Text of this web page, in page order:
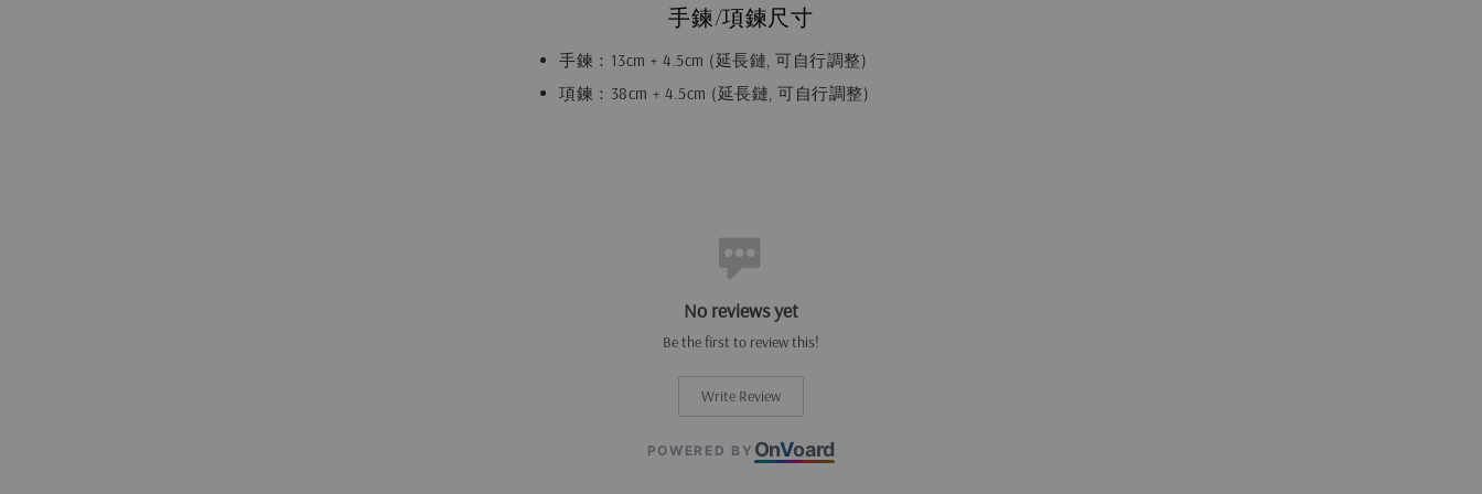
手鍊/項鍊尺寸
手鍊：13cm + 4.5cm (延長鏈, 可自行調整)
項鍊：38cm + 4.5cm (延長鏈, 可自行調整)
No reviews yet
Be the first to review this!
Write Review
POWERED BY OnVoard